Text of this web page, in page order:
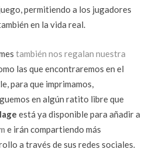
permitiendo a los jugadores
en la vida real.
también nos regalan nuestra
las que encontraremos en el
para que imprimamos,
en algún ratito libre que
está ya disponible para añadir a
e irán compartiendo más
a través de sus redes sociales.